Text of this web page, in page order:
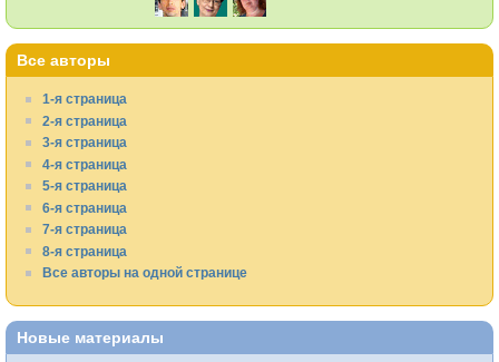
Все авторы
1-я страница
2-я страница
3-я страница
4-я страница
5-я страница
6-я страница
7-я страница
8-я страница
Все авторы на одной странице
Новые материалы